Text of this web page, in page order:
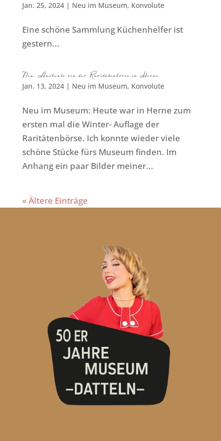
Jan. 25, 2024| Neu im Museum, Konvolute
Eine schöne Sammlung Küchenhelfer ist
gestern...
Neu: Ausbeute von der Raritätenbörse in Herne
Jan. 13, 2024| Neu im Museum, Konvolute
Neu im Museum: Heute war in Herne zum
ersten mal die Winter- Auflage der
Raritätenbörse. Ich konnte wieder viele
schöne Stücke fürs Museum finden. Im
Anhang ein paar Bilder meiner...
« Ältere Einträge